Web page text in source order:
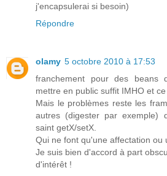
j'encapsulerai si besoin)
Répondre
olamy 5 octobre 2010 à 17:53
franchement pour des beans
mettre en public suffit IMHO et
Mais le problèmes reste les
autres (digester par exemple)
saint getX/setX.
Qui ne font qu'une affectation ou
Je suis bien d'accord à part
d'intérêt !